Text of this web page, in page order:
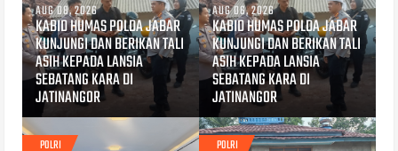
AUG 08, 2026
KABID HUMAS POLDA JABAR
KUNJUNGI DAN BERIKAN TALI
ASIH KEPADA LANSIA
SEBATANG KARA DI
JATINANGOR
AUG 06, 2026
KABID HUMAS POLDA JABAR
KUNJUNGI DAN BERIKAN TALI
ASIH KEPADA LANSIA
SEBATANG KARA DI
JATINANGOR
POLRI POLRI